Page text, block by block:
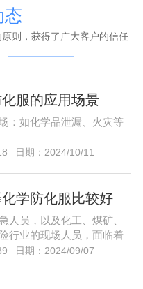
态
则，获得了广大客户的信任
服的应用场景
：如化学品泄漏、火灾等
日期：2024/10/11
学防化服比较好
人员，以及化工、煤矿、
行业的现场人员，面临着
各种化学危害，需要能够
日期：2024/09/07